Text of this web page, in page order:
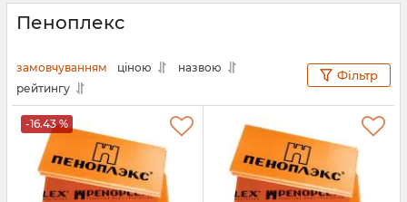
Пеноплекс
замовчуванням ціною
назвою
рейтингу
Фільтр
-16.43 %